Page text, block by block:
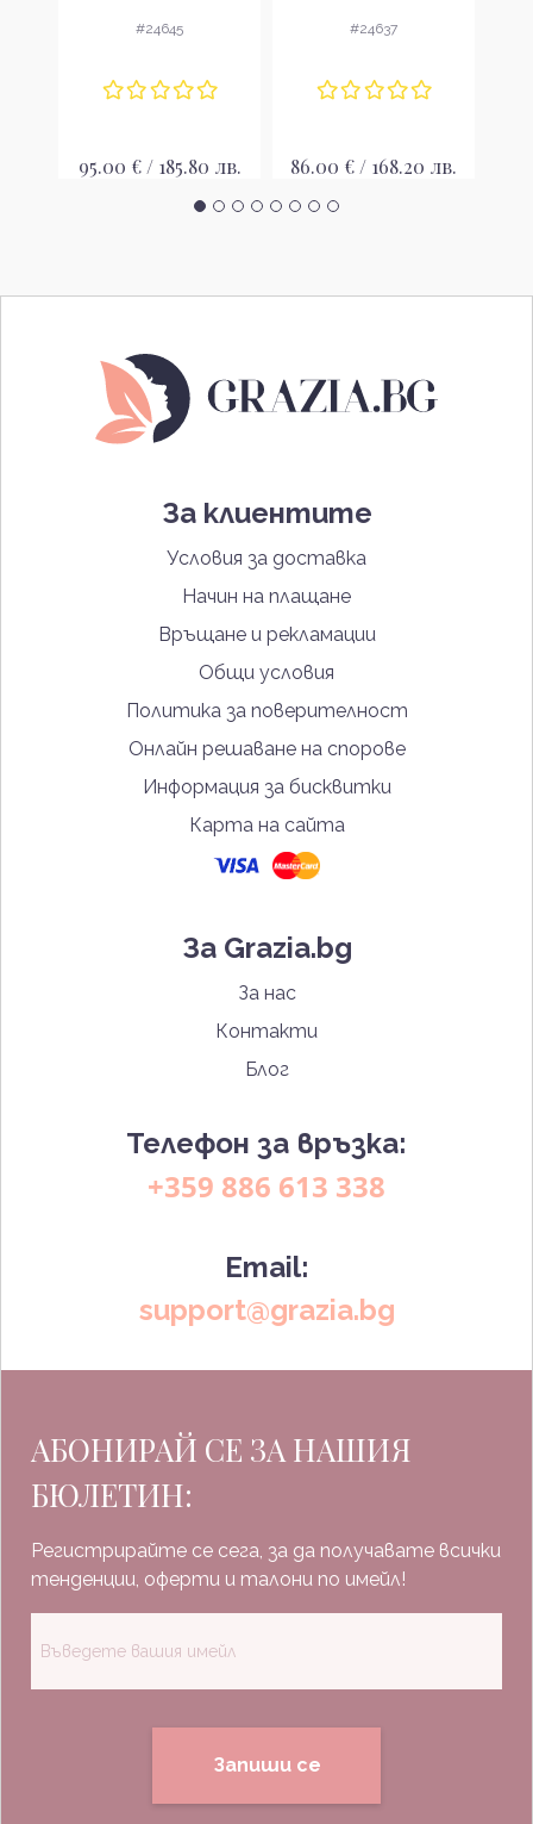
#24645
95.00 € / 185.80 лв.
вода
#24637
86.00 € / 168.20 лв.
За клиентите
Условия за доставка
Начин на плащане
Връщане и рекламации
Общи условия
Политика за поверителност
Онлайн решаване на спорове
Информация за бисквитки
Карта на сайта
За Grazia.bg
За нас
Контакти
Блог
Телефон за връзка:
+359 886 613 338
Email:
support@grazia.bg
АБОНИРАЙ СЕ ЗА НАШИЯ
БЮЛЕТИН:
Регистрирайте се сега, за да получавате всички
тенденции, оферти и талони по имейл!
Запиши се